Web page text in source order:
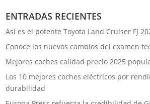
ENTRADAS RECIENTES
Así es el potente Toyota Land Cruiser FJ
Conoce los nuevos cambios del examen
Mejores coches calidad precio 2025
Los 10 mejores coches eléctricos por
durabilidad